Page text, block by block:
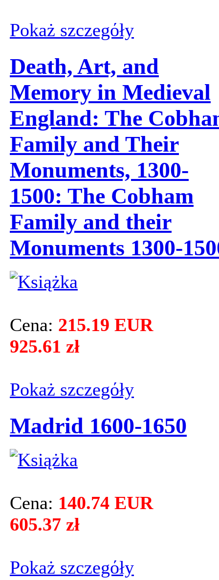
Pokaż szczegόły
Death, Art, and
Memory in Medieval
England: The
Family and Their
Monuments, 1300-
1500: The Cobham
Family and their
Monuments 1300-
Cena: 215.19 EUR
925.61 zł
Pokaż szczegόły
Madrid 1600-1650
Cena: 140.74 EUR
605.37 zł
Pokaż szczegόły